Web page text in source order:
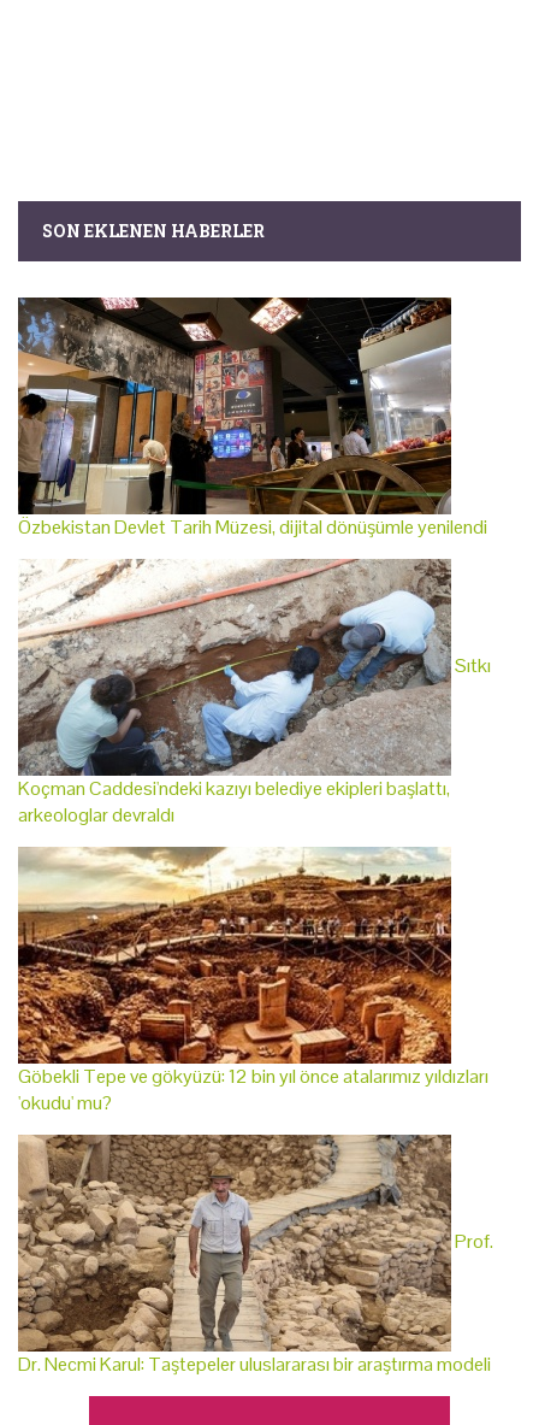
SON EKLENEN HABERLER
Özbekistan Devlet Tarih Müzesi, dijital dönüşümle yenilendi
Sıtkı
Koçman Caddesi'ndeki kazıyı belediye ekipleri başlattı,
arkeologlar devraldı
Göbekli Tepe ve gökyüzü: 12 bin yıl önce atalarımız yıldızları
'okudu' mu?
Prof.
Dr. Necmi Karul: Taştepeler uluslararası bir araştırma modeli